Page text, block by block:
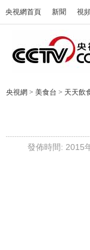
央視網首頁 新聞 視
央視網 > 美食台 > 天天飲
發佈時間: 2015